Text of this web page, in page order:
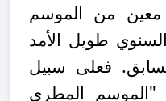
معين من الموسم
طويل الأمد
فعلى سبيل
"الموسم المطري